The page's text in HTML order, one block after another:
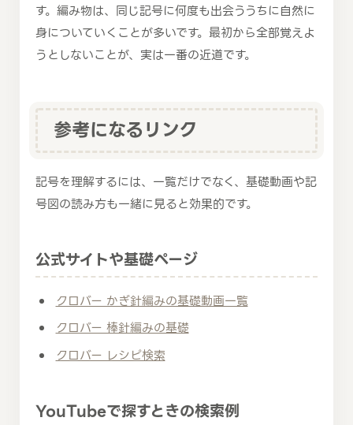
す。編み物は、同じ記号に何度も出会ううちに自然に
身についていくことが多いです。最初から全部覚えよ
うとしないことが、実は一番の近道です。
参考になるリンク
記号を理解するには、一覧だけでなく、基礎動画や記
号図の読み方も一緒に見ると効果的です。
公式サイトや基礎ページ
クロバー かぎ針編みの基礎動画一覧
クロバー 棒針編みの基礎
クロバー レシピ検索
YouTubeで探すときの検索例